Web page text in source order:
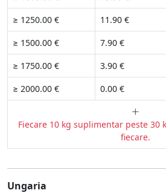
≥ 1250.00 €
11.90 €
≥ 1500.00 €
7.90 €
≥ 1750.00 €
3.90 €
≥ 2000.00 €
0.00 €
Fiecare 10 kg suplimentar peste 30
fiecare.
Ungaria